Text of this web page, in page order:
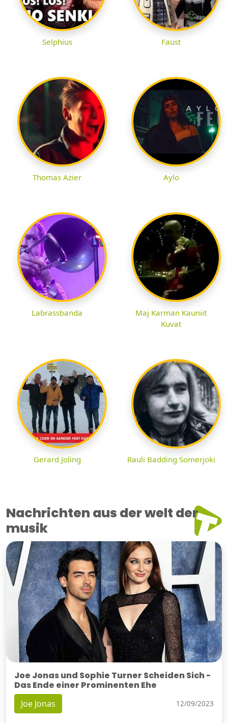
Selphius Faust
Thomas Azier Aylo
Labrassbanda
Maj Karman Kauniit
Kuvat
Gerard Joling Rauli Badding Somerjoki
Nachrichten aus der welt der
musik
Joe Jonas und Sophie Turner Scheiden Sich -
Das Ende einer Prominenten Ehe
Joe Jonas 12/09/2023